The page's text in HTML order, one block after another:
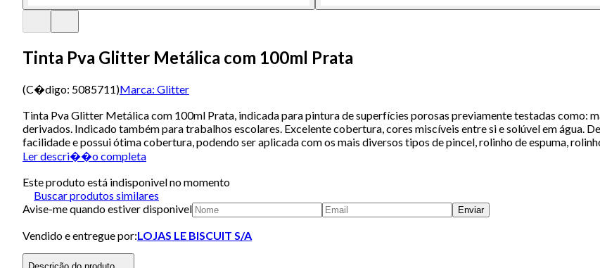
Tinta Pva Glitter Metálica com 100ml Prata
(C�digo: 5085711)Marca: Glitter
Tinta Pva Glitter Metálica com 100ml Prata, indicada para pintura de superfícies porosas previamente testadas como:
derivados. Indicado também para trabalhos escolares. Excelente cobertura, cores miscíveis entre si e solúvel em água.
facilidade e possui ótima cobertura, podendo ser aplicada com os mais diversos tipos de pincel, rolinho de espuma,
Ler descri��o completa
Este produto está indisponivel no momento
Buscar produtos similares
Avise-me quando estiver disponivel
Enviar
Vendido e entregue por:LOJAS LE BISCUIT S/A